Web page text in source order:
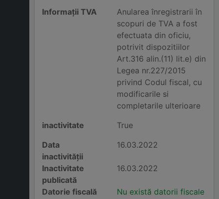
Informații TVA
Anularea înregistrarii în
scopuri de TVA a fost
efectuata din oficiu,
potrivit dispozitiilor
Art.316 alin.(11) lit.e) din
Legea nr.227/2015
privind Codul fiscal, cu
modificarile si
completarile ulterioare
inactivitate
True
Data
inactivității
16.03.2022
Inactivitate
publicată
16.03.2022
Datorie fiscală Nu există datorii fiscale